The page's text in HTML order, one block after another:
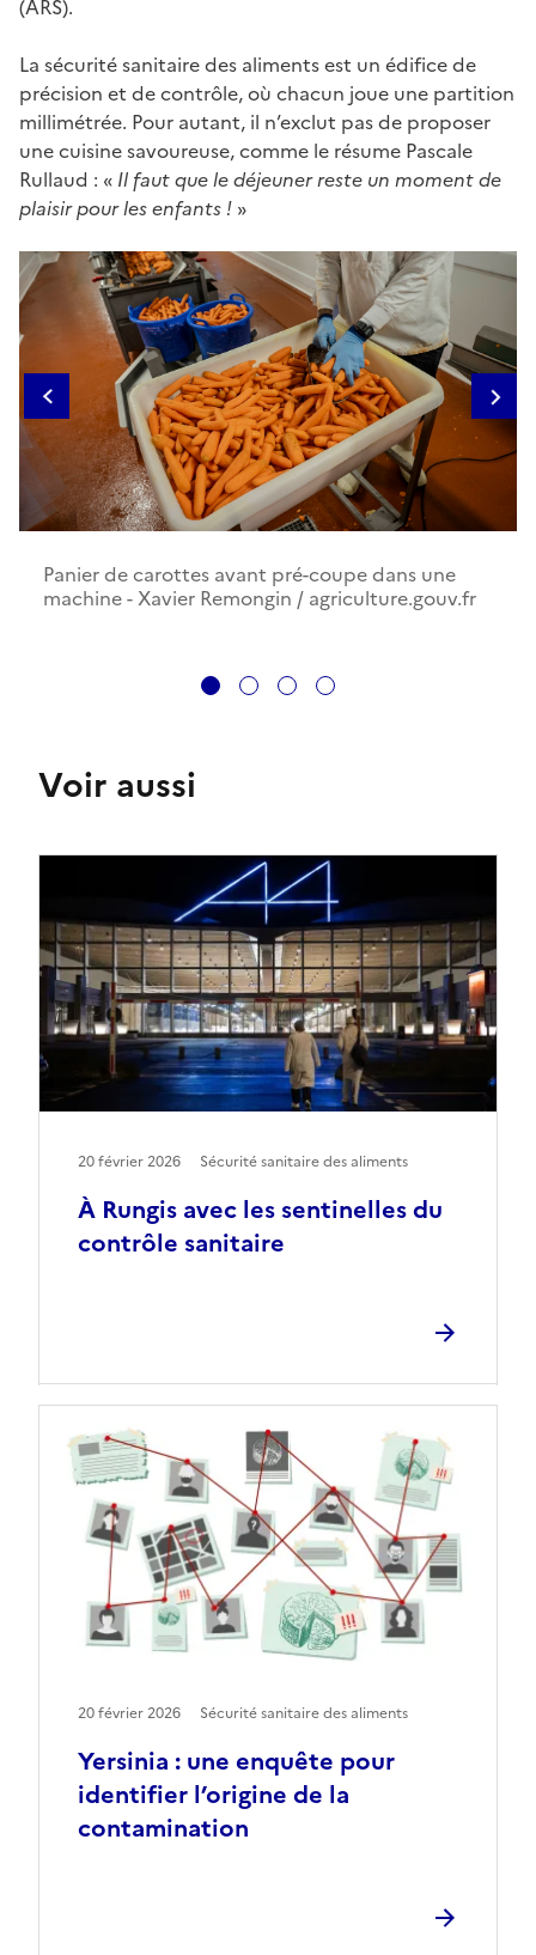
(ARS).
La sécurité sanitaire des aliments est un édifice de
précision et de contrôle, où chacun joue une partition
millimétrée. Pour autant, il n’exclut pas de proposer
une cuisine savoureuse, comme le résume Pascale
Rullaud : « Il faut que le déjeuner reste un moment de
plaisir pour les enfants ! »
Galerie d'images
1 2 3 4
1
Panier de carottes avant pré-coupe dans une
machine - Xavier Remongin / agriculture.gouv.fr
Voir aussi
À Rungis avec les sentinelles du
contrôle sanitaire
20 février 2026 Sécurité sanitaire des aliments
Yersinia : une enquête pour
identifier l’origine de la
contamination
20 février 2026 Sécurité sanitaire des aliments